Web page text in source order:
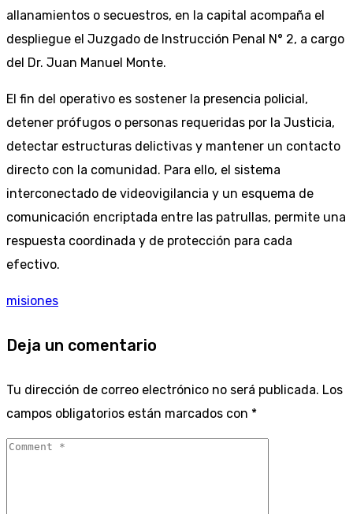
allanamientos o secuestros, en la capital acompaña el
despliegue el Juzgado de Instrucción Penal N° 2, a cargo
del Dr. Juan Manuel Monte.
El fin del operativo es sostener la presencia policial,
detener prófugos o personas requeridas por la Justicia,
detectar estructuras delictivas y mantener un contacto
directo con la comunidad. Para ello, el sistema
interconectado de videovigilancia y un esquema de
comunicación encriptada entre las patrullas, permite una
respuesta coordinada y de protección para cada
efectivo.
misiones
Deja un comentario
Tu dirección de correo electrónico no será publicada. Los
campos obligatorios están marcados con *